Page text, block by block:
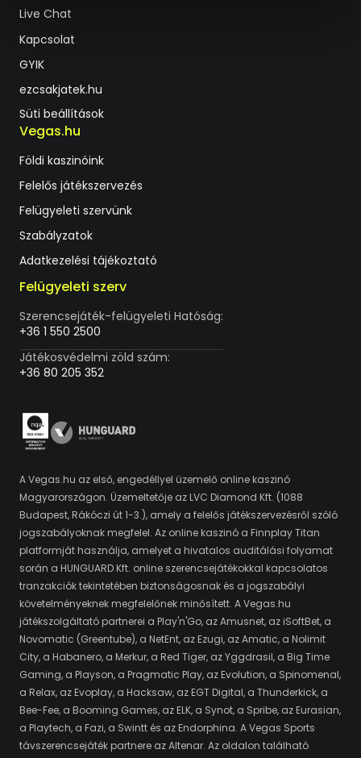
Live Chat
Kapcsolat
GYIK
ezcsakjatek.hu
Süti beállítások
Vegas.hu
Földi kaszinóink
Felelős játékszervezés
Felügyeleti szervünk
Szabályzatok
Adatkezelési tájékoztató
Felügyeleti szerv
Szerencsejáték-felügyeleti Hatóság:
+36 1 550 2500
Játékosvédelmi zöld szám:
+36 80 205 352
A Vegas.hu az első, engedéllyel üzemelő online kaszinó
Magyarországon. Üzemeltetője az LVC Diamond Kft. (1088
Budapest, Rákóczi út 1-3.), amely a felelős játékszervezésről szóló
jogszabályoknak megfelel. Az online kaszinó a Finnplay Titan
platformját használja, amelyet a hivatalos auditálási folyamat
során a HUNGUARD Kft. online szerencsejátékokkal kapcsolatos
tranzakciók tekintetében biztonságosnak és a jogszabályi
követelményeknek megfelelőnek minősített. A Vegas.hu
játékszolgáltató partnerei a Play'n'Go, az Amusnet, az iSoftBet, a
Novomatic (Greentube), a NetEnt, az Ezugi, az Amatic, a Nolimit
City, a Habanero, a Merkur, a Red Tiger, az Yggdrasil, a Big Time
Gaming, a Playson, a Pragmatic Play, az Evolution, a Spinomenal,
a Relax, az Evoplay, a Hacksaw, az EGT Digital, a Thunderkick, a
Bee-Fee, a Booming Games, az ELK, a Synot, a Spribe, az Eurasian,
a Playtech, a Fazi, a Swintt és az Endorphina. A Vegas Sports
távszerencsejáték partnere az Altenar. Az oldalon található